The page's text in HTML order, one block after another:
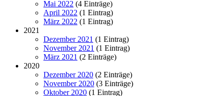
Mai 2022 (4 Einträge)
April 2022 (1 Eintrag)
März 2022 (1 Eintrag)
2021
Dezember 2021 (1 Eintrag)
November 2021 (1 Eintrag)
März 2021 (2 Einträge)
2020
Dezember 2020 (2 Einträge)
November 2020 (3 Einträge)
Oktober 2020 (1 Eintrag)